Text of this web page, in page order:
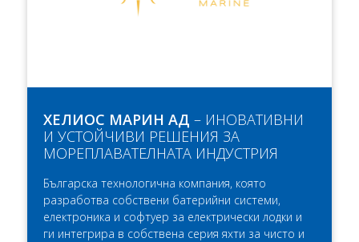
ХЕЛИОС МАРИН АД – ИНОВАТИВНИ
И УСТОЙЧИВИ РЕШЕНИЯ ЗА
МОРЕПЛАВАТЕЛНАТА ИНДУСТРИЯ
Българска технологична компания, която
разработва собствени батерийни системи,
електроника и софтуер за електрически лодки и
ги интегрира в собствена серия яхти за чисто и